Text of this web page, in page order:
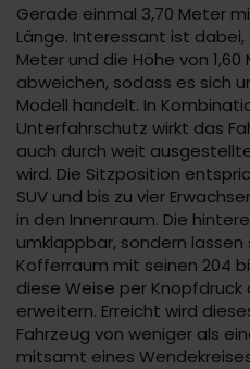
Gerade einmal 3,70 Meter
Länge. Interessant ist dabei,
Meter und die Höhe von
abweichen, sodass es sich
Modell handelt. In
Unterfahrschutz wirkt das
auch durch weit
wird. Die Sitzposition
SUV und bis zu vier
in den Innenraum. Die
umklappbar, sondern
Kofferraum mit seinen 204
diese Weise per Knopfdruck
erweitern. Erreicht wird
Fahrzeug von weniger als
mitsamt eines